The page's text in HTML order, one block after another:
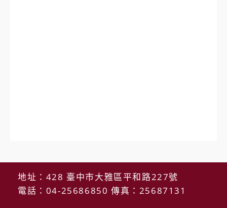
地址：428 臺中市大雅區平和路227號
電話：04-25686850 傳真：25687131